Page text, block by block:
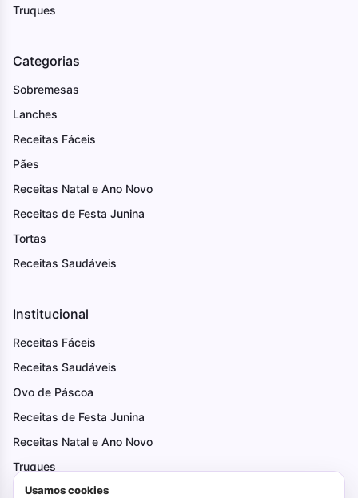
Truques
Categorias
Sobremesas
Lanches
Receitas Fáceis
Pães
Receitas Natal e Ano Novo
Receitas de Festa Junina
Tortas
Receitas Saudáveis
Institucional
Receitas Fáceis
Receitas Saudáveis
Ovo de Páscoa
Receitas de Festa Junina
Receitas Natal e Ano Novo
Truques
Usamos cookies